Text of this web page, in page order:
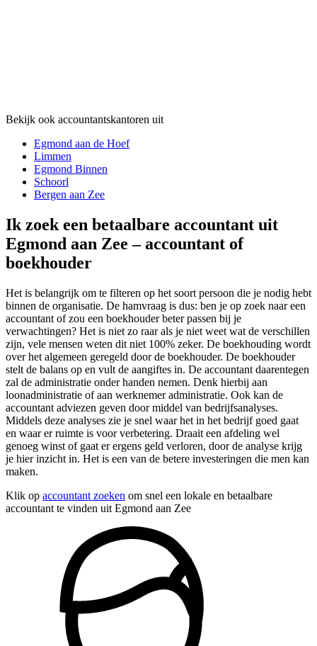
Bekijk ook accountantskantoren uit
Egmond aan de Hoef
Limmen
Egmond Binnen
Schoorl
Bergen aan Zee
Ik zoek een betaalbare accountant uit
Egmond aan Zee – accountant of
boekhouder
Het is belangrijk om te filteren op het soort persoon die je nodig hebt
binnen de organisatie. De hamvraag is dus: ben je op zoek naar een
accountant of zou een boekhouder beter passen bij je
verwachtingen? Het is niet zo raar als je niet weet wat de verschillen
zijn, vele mensen weten dit niet 100% zeker. De boekhouding wordt
over het algemeen geregeld door de boekhouder. De boekhouder
stelt de balans op en vult de aangiftes in. De accountant daarentegen
zal de administratie onder handen nemen. Denk hierbij aan
loonadministratie of aan werknemer administratie. Ook kan de
accountant adviezen geven door middel van bedrijfsanalyses.
Middels deze analyses zie je snel waar het in het bedrijf goed gaat
en waar er ruimte is voor verbetering. Draait een afdeling wel
genoeg winst of gaat er ergens geld verloren, door de analyse krijg
je hier inzicht in. Het is een van de betere investeringen die men kan
maken.
Klik op accountant zoeken om snel een lokale en betaalbare
accountant te vinden uit Egmond aan Zee